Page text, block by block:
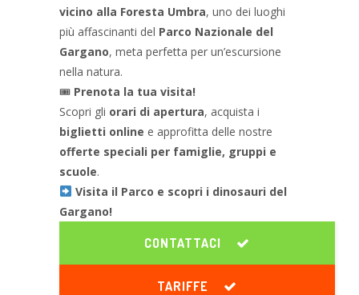
vicino alla Foresta Umbra, uno dei luoghi
più affascinanti del Parco Nazionale del
Gargano, meta perfetta per un’escursione
nella natura.
🎟 Prenota la tua visita!
Scopri gli orari di apertura, acquista i
biglietti online e approfitta delle nostre
offerte speciali per famiglie, gruppi e
scuole.
Visita il Parco e scopri i dinosauri del
Gargano!
CONTATTACI
TARIFFE